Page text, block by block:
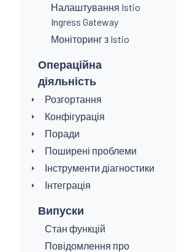
Налаштування Istio
Ingress Gateway
Моніторинг з Istio
Операційна
діяльність
Розгортання
Конфігурація
Поради
Поширені проблеми
Інструменти діагностики
Інтеграція
Випуски
Стан функцій
Повідомлення про